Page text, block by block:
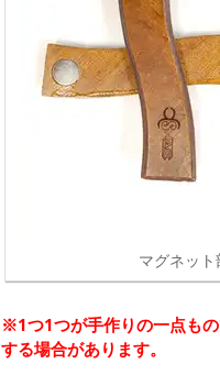
マグネット
※1つ1つが手作りの一点も
する場合があります。